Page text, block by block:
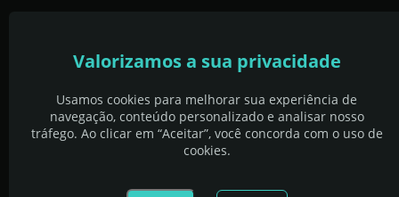
Valorizamos a sua privacidade
Usamos cookies para melhorar sua experiência de
navegação, conteúdo personalizado e analisar nosso
tráfego. Ao clicar em “Aceitar”, você concorda com o uso de
cookies.